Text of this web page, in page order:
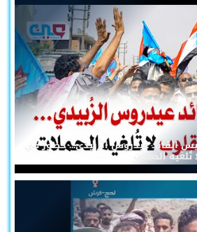
القائد عيدروس الزُبيدي... حضورٌ في
تُلغيه الحملات